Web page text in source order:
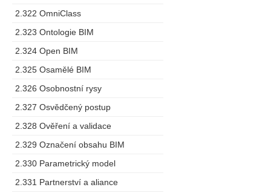
2.322 OmniClass
2.323 Ontologie BIM
2.324 Open BIM
2.325 Osamělé BIM
2.326 Osobnostní rysy
2.327 Osvědčený postup
2.328 Ověření a validace
2.329 Označení obsahu BIM
2.330 Parametrický model
2.331 Partnerství a aliance